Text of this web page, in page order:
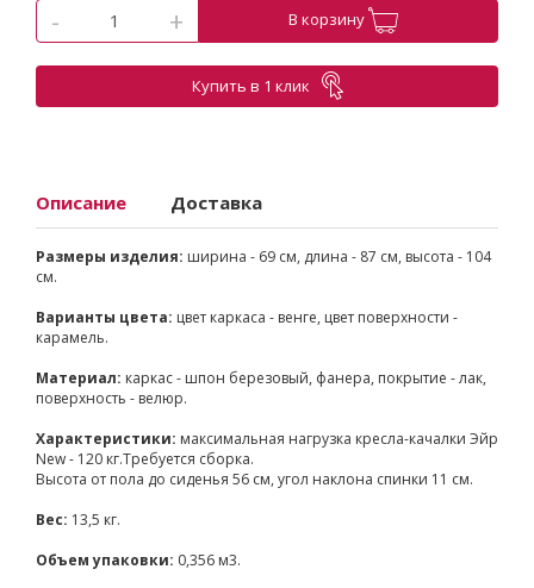
- + В корзину
Купить в 1 клик
Описание Доставка
Размеры изделия: ширина - 69 см, длина - 87 см, высота - 104
см.
Варианты цвета: цвет каркаса - венге, цвет поверхности -
карамель.
Материал: каркас - шпон березовый, фанера, покрытие - лак,
поверхность - велюр.
Характеристики: максимальная нагрузка кресла-качалки Эйр
New - 120 кг.Требуется сборка.
Высота от пола до сиденья 56 см, угол наклона спинки 11 см.
Вес: 13,5 кг.
Объем упаковки: 0,356 м3.